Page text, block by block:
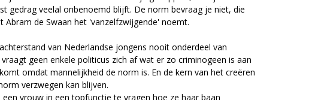
gedrag veelal onbenoemd blijft. De norm bevraag je niet, die
Abram de Swaan het 'vanzelfzwijgende' noemt.
van Nederlandse jongens nooit onderdeel van
geen enkele politicus zich af wat er zo criminogeen is aan
omdat mannelijkheid de norm is. En de kern van het creëren
verzwegen kan blijven.
vrouw in een topfunctie te vragen hoe ze haar baan